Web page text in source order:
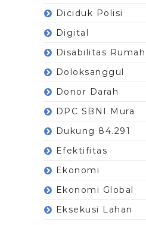
Diciduk Polisi
Digital
Disabilitas
Doloksanggul
Donor Darah
DPC SBNI Mura
Dukung 84.291
Efektifitas
Ekonomi
Ekonomi Global
Eksekusi Lahan